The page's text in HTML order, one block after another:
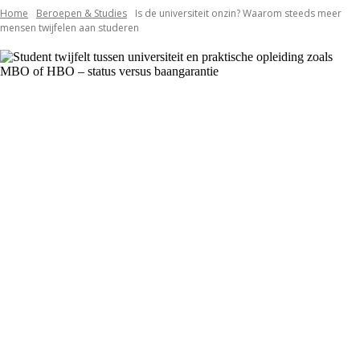
Home Beroepen & Studies
Is de universiteit onzin? Waarom steeds meer
mensen twijfelen aan studeren